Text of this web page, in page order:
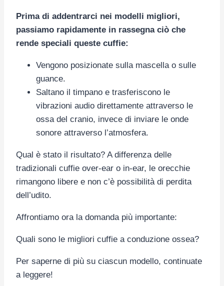
Prima di addentrarci nei modelli migliori,
passiamo rapidamente in rassegna ciò che
rende speciali queste cuffie:
Vengono posizionate sulla mascella o sulle
guance.
Saltano il timpano e trasferiscono le
vibrazioni audio direttamente attraverso le
ossa del cranio, invece di inviare le onde
sonore attraverso l’atmosfera.
Qual è stato il risultato? A differenza delle
tradizionali cuffie over-ear o in-ear, le orecchie
rimangono libere e non c’è possibilità di perdita
dell’udito.
Affrontiamo ora la domanda più importante:
Quali sono le migliori cuffie a conduzione ossea?
Per saperne di più su ciascun modello, continuate
a leggere!